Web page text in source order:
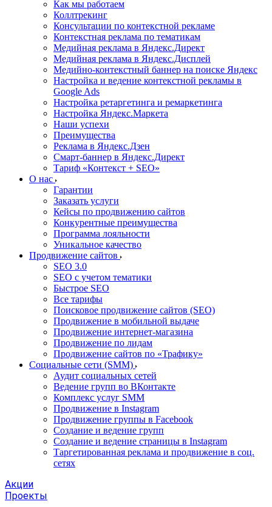
Как мы работаем
Коллтрекинг
Консультации по контекстной рекламе
Контекстная реклама по тематикам
Медийная реклама в Яндекс.Директ
Медийная реклама в Яндекс.Дисплей
Медийно-контекстный баннер на поиске Яндекс
Настройка и ведение контекстной рекламы в
Google Ads
Настройка ретаргетинга и ремаркетинга
Настройка Яндекс.Маркета
Наши успехи
Преимущества
Реклама в Яндекс.Дзен
Смарт-баннер в Яндекс.Директ
Тариф «Контекст + SEO»
О нас
Гарантии
Заказать услуги
Кейсы по продвижению сайтов
Конкурентные преимущества
Программа лояльности
Уникальное качество
Продвижение сайтов
SEO 3.0
SEO с учетом тематики
Быстрое SEO
Все тарифы
Поисковое продвижение сайтов (SEO)
Продвижение в мобильной выдаче
Продвижение интернет-магазина
Продвижение по лидам
Продвижение сайтов по «Трафику»
Социальные сети (SMM)
Аудит социальных сетей
Ведение групп во ВКонтакте
Комплекс услуг SMM
Продвижение в Instagram
Продвижение группы в Facebook
Создание и ведение групп
Создание и ведение страницы в Instagram
Таргетированная реклама и продвижение в соц.
сетях
Акции
Проекты